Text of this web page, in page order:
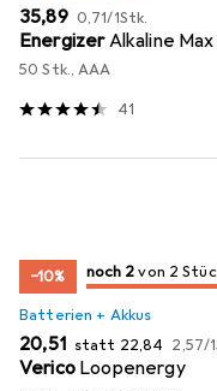
EUR
35,89 EUR
0,71/1Stk.
EnergizerAlkaline
50 Stk., AAA
41
−10% 2/ 2
2/ 2 im Sale
noch 2 von 2
Batterien + Akkus
EUR
20,51 statt EUR
22,84 EUR
2,57/
Verico Loopenergy